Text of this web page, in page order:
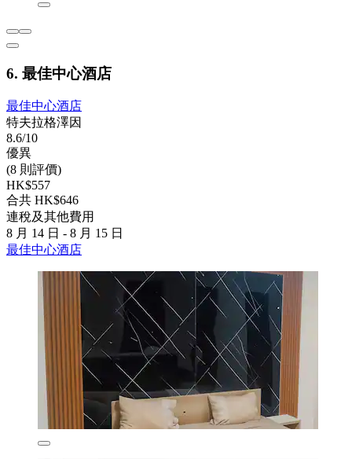
6. 最佳中心酒店
最佳中心酒店
特夫拉格澤因
8.6/10
優異
(8 則評價)
HK$557
合共 HK$646
連稅及其他費用
8 月 14 日 - 8 月 15 日
最佳中心酒店